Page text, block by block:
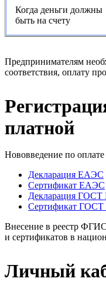
Когда деньги должны
быть на счету
Предпринимателям
соответствия, оплату
платной
Нововведение по
Декларация ЕАЭС
Сертификат ЕАЭС
Декларация ГОСТ
Сертификат ГОСТ
Внесение в реестр
и сертификатов в
Личный